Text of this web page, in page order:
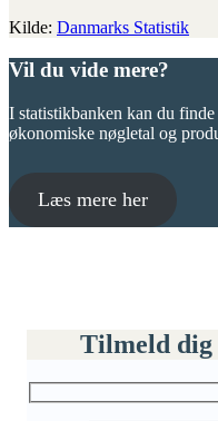
Kilde: Danmarks Statistik
Vil du vide mere?
I statistikbanken kan du
økonomiske nøgletal og
Læs mere her
Tilmeld dig